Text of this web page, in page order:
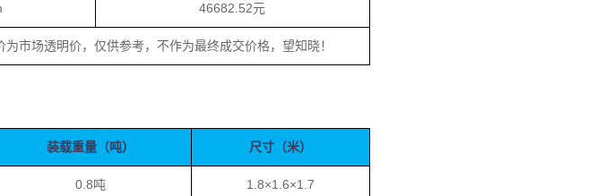
46682.52元
市场透明价，仅供参考，不作为最终成交价格，望知晓！
装载重量（吨） 尺寸（米）
0.8吨 1.8×1.6×1.7